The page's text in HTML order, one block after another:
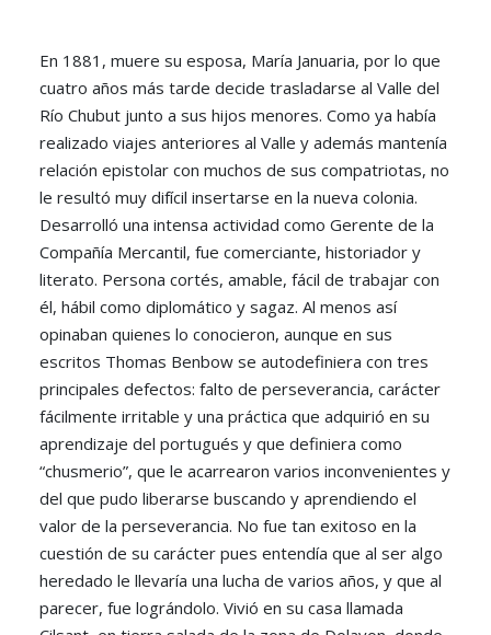
En 1881, muere su esposa, María Januaria, por lo que
cuatro años más tarde decide trasladarse al Valle del
Río Chubut junto a sus hijos menores. Como ya había
realizado viajes anteriores al Valle y además mantenía
relación epistolar con muchos de sus compatriotas, no
le resultó muy difícil insertarse en la nueva colonia.
Desarrolló una intensa actividad como Gerente de la
Compañía Mercantil, fue comerciante, historiador y
literato. Persona cortés, amable, fácil de trabajar con
él, hábil como diplomático y sagaz. Al menos así
opinaban quienes lo conocieron, aunque en sus
escritos Thomas Benbow se autodefiniera con tres
principales defectos: falto de perseverancia, carácter
fácilmente irritable y una práctica que adquirió en su
aprendizaje del portugués y que definiera como
“chusmerio”, que le acarrearon varios inconvenientes y
del que pudo liberarse buscando y aprendiendo el
valor de la perseverancia. No fue tan exitoso en la
cuestión de su carácter pues entendía que al ser algo
heredado le llevaría una lucha de varios años, y que al
parecer, fue lográndolo. Vivió en su casa llamada